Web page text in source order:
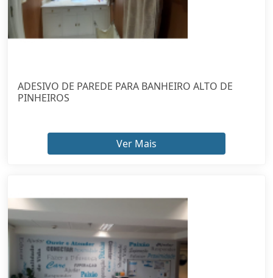
ADESIVO DE PAREDE PARA BANHEIRO ALTO DE
PINHEIROS
Ver Mais